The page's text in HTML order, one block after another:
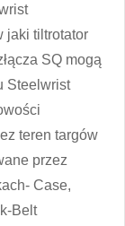
jaki tiltrotator
SQ mogą
Steelwrist
teren targów
przez
Case,
Belt